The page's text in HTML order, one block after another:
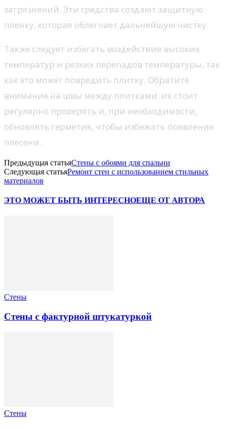
загрязнений. Эти средства создают защитную
пленку, которая облегчает дальнейшую чистку.
Также следует избегать воздействия высоких
температур и резких перепадов температуры, так
как это может повредить плитку. Обратите
внимание на швы между плитками: их стоит
регулярно проверять и, при необходимости,
обновлять герметик, чтобы избежать появления
плесени.
Предыдущая статьяСтены с обоями для спальни
Следующая статьяРемонт стен с использованием стильных
материалов
ЭТО МОЖЕТ БЫТЬ ИНТЕРЕСНОЕЩЕ ОТ АВТОРА
Стены
Стены с фактурной штукатуркой
Стены